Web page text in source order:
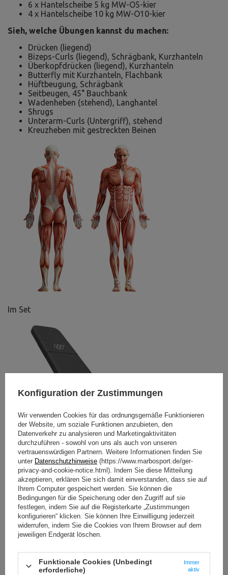
6 x Hantelscheibe 5 kg MW-O5-kier
4 x Hantelscheibe 10 kg MW-O10-kier
Sieh, welche Übungen kannst du machen:
Drücken (liegend)
Bizeps-Curls (liegend), Schrägbank, Kurzhanteln
Überkopfdrücken (liegend), Kurzhanteln
Butterfly mit Kurzhanteln, Flachbank
Hüftbeugung, Schrägbank
Seitbeugen, 45° Bauchbank
Wadenheben (stehend), Langhantel
Shrugs
Unterarm-Curls (Untergriff), stehend
Kreuzheben mit gestreckten Beinen
Im Set
verstellbare Hantelbank MH-L115
Unsere Mission ist es, Ihnen Sportgeräte zu bieten, die
Konfiguration der Zustimmungen
Wir verwenden Cookies für das ordnungsgemäße Funktionieren
der Website, um soziale Funktionen anzubieten, den
Datenverkehr zu analysieren und Marketingaktivitäten
durchzuführen - sowohl von uns als auch von unseren
vertrauenswürdigen Partnern. Weitere Informationen finden Sie
unter Datenschutzhinweise (https://www.marbosport.de/ger-
privacy-and-cookie-notice.html). Indem Sie diese Mitteilung
akzeptieren, erklären Sie sich damit einverstanden, dass sie auf
Ihrem Computer gespeichert werden. Sie können die
Bedingungen für die Speicherung oder den Zugriff auf sie
festlegen, indem Sie auf die Registerkarte „Zustimmungen
konfigurieren“ klicken. Sie können Ihre Einwilligung jederzeit
widerrufen, indem Sie die Cookies von Ihrem Browser auf dem
jeweiligen Endgerät löschen.
Funktionale Cookies (Unbedingt
erforderliche)
Immer
aktiv